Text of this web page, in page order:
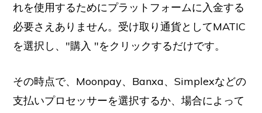
れを使用するためにプラットフォームに入金する
必要さえありません。受け取り通貨としてMATIC
を選択し、"購入 "をクリックするだけです。
その時点で、Moonpay、Banxa、Simplexなどの
支払いプロセッサーを選択するか、場合によって